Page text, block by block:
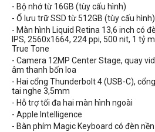
- Bộ nhớ từ 16GB (tùy cấu hình)
- Ổ lưu trữ SSD từ 512GB (tùy cấu hình)
- Màn hình Liquid Retina 13,6 inch có
IPS, 2560x1664, 224 ppi, 500 nit, 1 tỷ
True Tone
- Camera 12MP Center Stage, quay
âm thanh bốn loa
- Hai cổng Thunderbolt 4 (USB-C),
tai nghe 3,5mm
- Hỗ trợ tối đa hai màn hình ngoài
- Apple Intelligence
- Bàn phím Magic Keyboard có đèn